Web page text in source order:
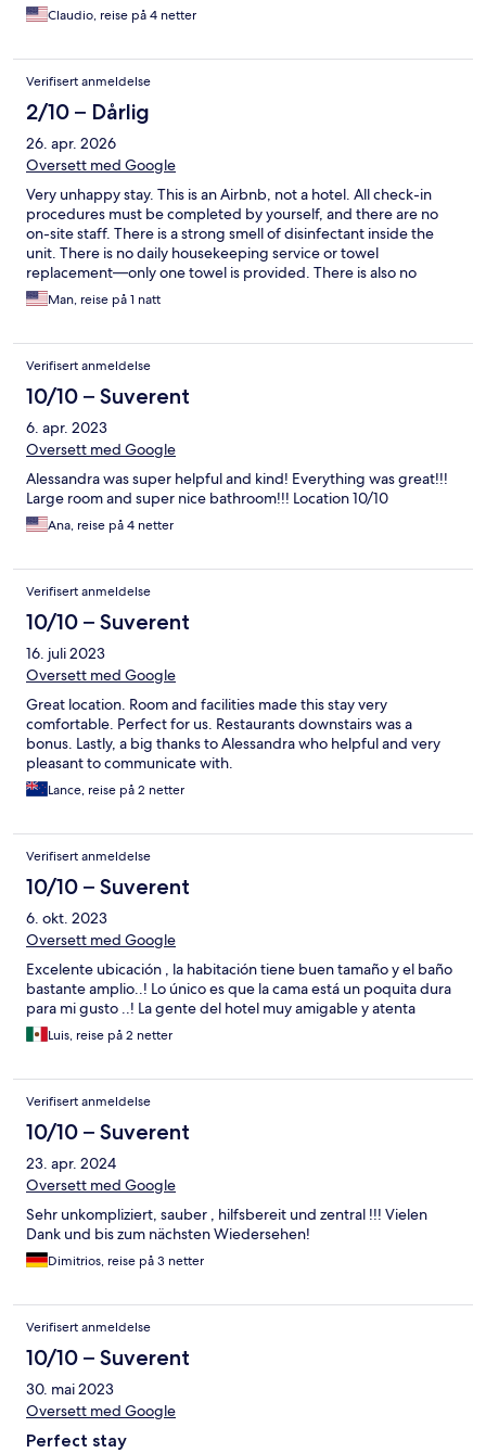
Claudio, reise på 4 netter
Verifisert anmeldelse
2/10 – Dårlig
26. apr. 2026
Oversett med Google
Very unhappy stay. This is an Airbnb, not a hotel. All check-in
procedures must be completed by yourself, and there are no
on-site staff. There is a strong smell of disinfectant inside the
unit. There is no daily housekeeping service or towel
replacement—only one towel is provided. There is also no
customer service or front desk support. If you don’t mind that
any issues must be communicated to the host via text message
be an option for you. The city tax was listed as $6 when booking,
but the host is charging €7 instead, and it must be paid in cash.
Man, reise på 1 natt
Verifisert anmeldelse
10/10 – Suverent
6. apr. 2023
Oversett med Google
Alessandra was super helpful and kind! Everything was great!!!
Large room and super nice bathroom!!! Location 10/10
Ana, reise på 4 netter
Verifisert anmeldelse
10/10 – Suverent
16. juli 2023
Oversett med Google
Great location. Room and facilities made this stay very
comfortable. Perfect for us. Restaurants downstairs was a
bonus. Lastly, a big thanks to Alessandra who helpful and very
pleasant to communicate with.
Lance, reise på 2 netter
Verifisert anmeldelse
10/10 – Suverent
6. okt. 2023
Oversett med Google
Excelente ubicación , la habitación tiene buen tamaño y el baño
bastante amplio..! Lo único es que la cama está un poquita dura
para mi gusto ..! La gente del hotel muy amigable y atenta
Luis, reise på 2 netter
Verifisert anmeldelse
10/10 – Suverent
23. apr. 2024
Oversett med Google
Sehr unkompliziert, sauber , hilfsbereit und zentral !!! Vielen
Dank und bis zum nächsten Wiedersehen!
Dimitrios, reise på 3 netter
Verifisert anmeldelse
10/10 – Suverent
30. mai 2023
Oversett med Google
Perfect stay